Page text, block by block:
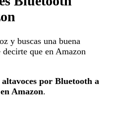
y buscas una buena
que en Amazon
altavoces por Bluetooth a
Amazon.